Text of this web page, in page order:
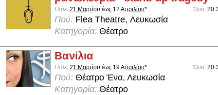
Πότε: 21 Μαρτίου έως 12 Απριλίου* Ώρα:
Πού: Flea Theatre, Λευκωσία
Κατηγορία: Θέατρο
Βανίλια
Πότε: 21 Μαρτίου έως 19 Απριλίου* Ώρα:
Πού: Θέατρο Ένα, Λευκωσία
Κατηγορία: Θέατρο